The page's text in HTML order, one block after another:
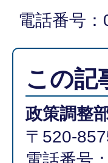
電話番号
この記
政策調整
〒520-